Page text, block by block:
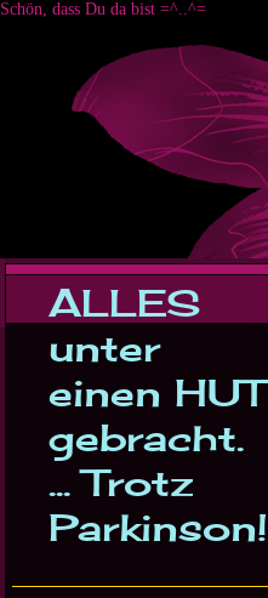
Schön, dass Du da bist =^..^=
ALLES
unter
einen HUT
gebracht.
... Trotz
Parkinson!